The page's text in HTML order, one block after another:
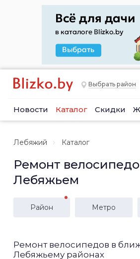
Выбрать район
Новости Каталог Скидки
Лебяжий Каталог
Ремонт
Лебяжьем
Район Метро
Ремонт велосипедов в
Лебяжьему районах